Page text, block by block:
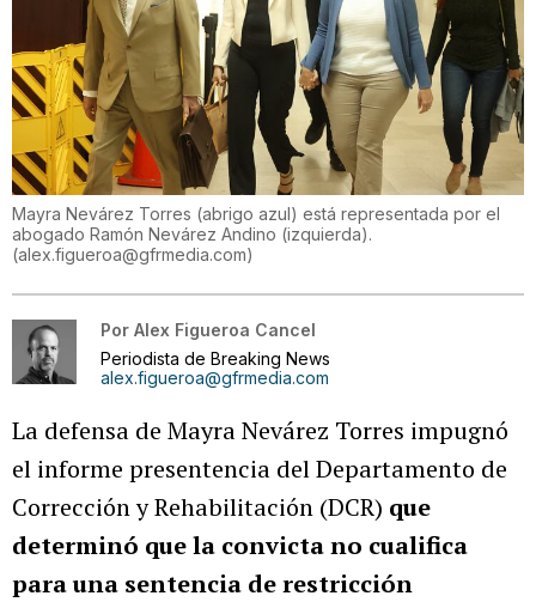
Mayra Nevárez Torres (abrigo azul) está representada por el
abogado Ramón Nevárez Andino (izquierda).
(alex.figueroa@gfrmedia.com)
Por Alex Figueroa Cancel
Periodista de Breaking News
alex.figueroa@gfrmedia.com
La defensa de Mayra Nevárez Torres impugnó
el informe presentencia del Departamento de
Corrección y Rehabilitación (DCR) que
determinó que la convicta no cualifica
para una sentencia de restricción